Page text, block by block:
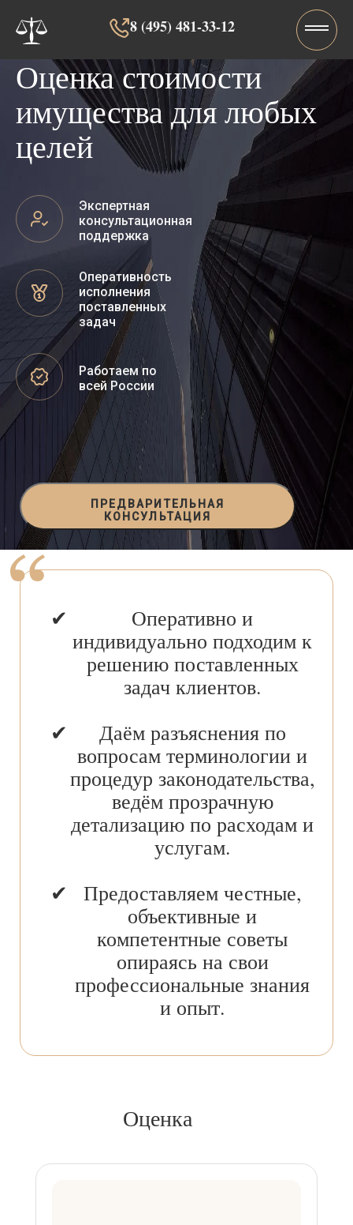
8 (495) 481-33-12‬‬
Оценка стоимости
имущества для любых
целей
Экспертная
консультационная
поддержка
Оперативность
исполнения
поставленных
задач
Работаем по
всей России
ПРЕДВАРИТЕЛЬНАЯ
КОНСУЛЬТАЦИЯ
Оперативно и
индивидуально подходим к
решению поставленных
задач клиентов.
Даём разъяснения по
вопросам терминологии и
процедур законодательства,
ведём прозрачную
детализацию по расходам и
услугам.
Предоставляем честные,
объективные и
компетентные советы
опираясь на свои
профессиональные знания
и опыт.
Оценка